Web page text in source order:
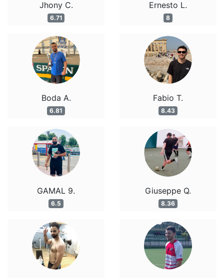
Jhony C.
6.71
Boda A.
6.81
GAMAL 9.
6.5
Ernesto L.
8
Fabio T.
8.43
Giuseppe Q.
8.36